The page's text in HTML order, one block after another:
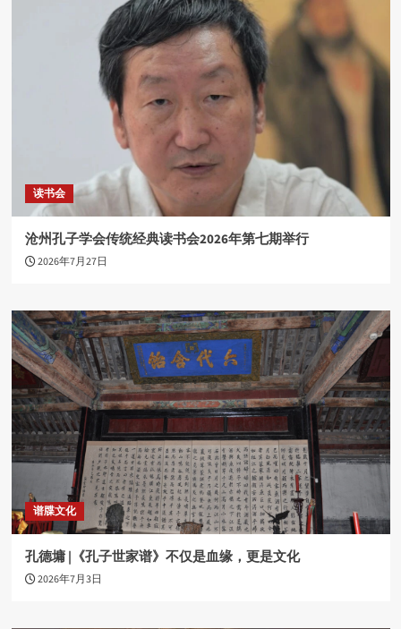
读书会
沧州孔子学会传统经典读书会2026年第七期举行
2026年7月27日
谱牒文化
孔德墉 |《孔子世家谱》不仅是血缘，更是文化
2026年7月3日